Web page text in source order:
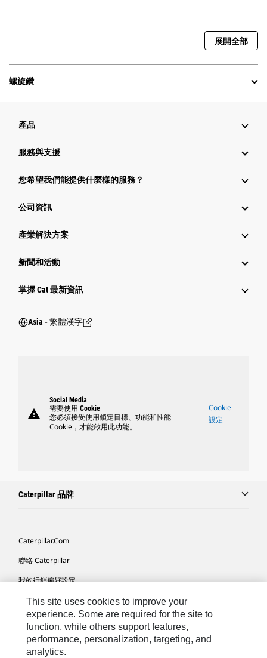
展開全部
螺旋鑽
產品
服務與支援
您希望我們能提供什麼樣的服務？
公司資訊
產業解決方案
新聞和活動
掌握 Cat 最新資訊
Asia - 繁體漢字
warning
Social Media
需要使用 Cookie
您必須接受使用鎖定目標、功能和性能
Cookie，才能啟用此功能。
Cookie
設定
Caterpillar 品牌
Caterpillar.com
聯絡 Caterpillar
我的行銷偏好設定
網站地圖
Cookie Settings
法律
This site uses cookies to improve your
experience. Some are required for the site to
function, while others support features,
performance, personalization, targeting, and
analytics.